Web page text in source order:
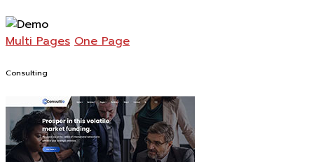
Multi Pages One Page
Consulting